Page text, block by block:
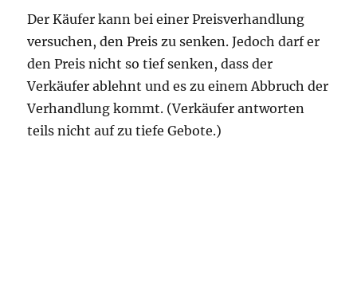
Der Käufer kann bei einer Preisverhandlung
versuchen, den Preis zu senken. Jedoch darf er
den Preis nicht so tief senken, dass der
Verkäufer ablehnt und es zu einem Abbruch der
Verhandlung kommt. (Verkäufer antworten
teils nicht auf zu tiefe Gebote.)